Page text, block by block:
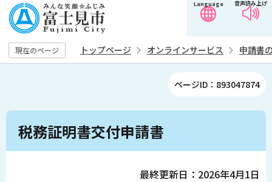
の
ペ
ー
す
音声読み上げ
Language
現在のページ トップページ オンラインサービス 申請書
ページID：893047874
本
税務証明書交付申請書
最終更新日：2026年4月1日